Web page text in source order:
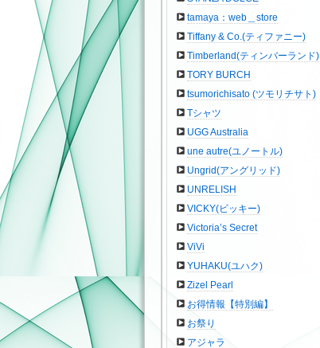
tamaya：web＿store
Tiffany & Co.(ティファニー)
Timberland(ティンバーランド)
TORY BURCH
tsumorichisato (ツモリチサト)
Tシャツ
UGG Australia
une autre(ユノートル)
Ungrid(アングリッド)
UNRELISH
VICKY(ビッキー)
Victoria’s Secret
ViVi
YUHAKU(ユハク)
Zizel Pearl
お得情報【特別編】
お祭り
アジャラ